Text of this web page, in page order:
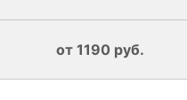
от 1190 руб.